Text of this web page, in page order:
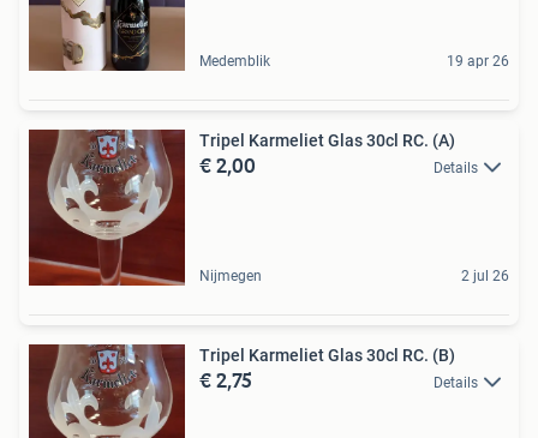
Medemblik 19 apr 26
Tripel Karmeliet Glas 30cl RC. (A)
€ 2,00 Details
Nijmegen 2 jul 26
Tripel Karmeliet Glas 30cl RC. (B)
€ 2,75 Details